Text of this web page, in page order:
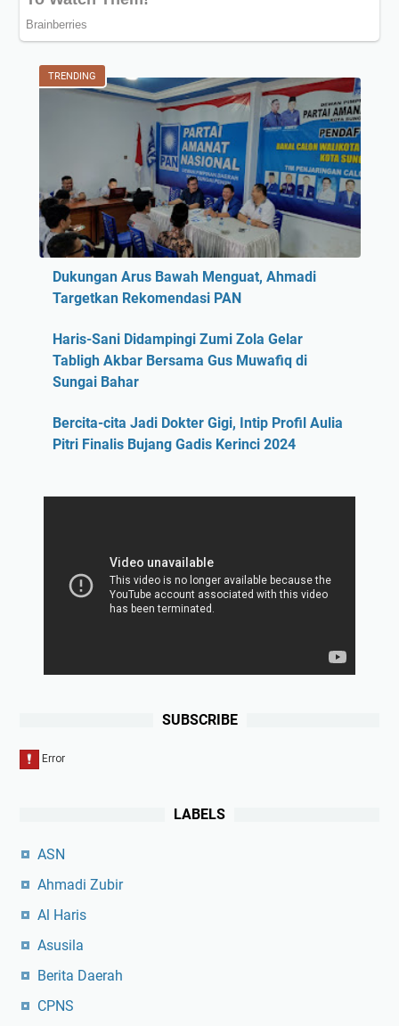
TRENDING
Dukungan Arus Bawah Menguat, Ahmadi
Targetkan Rekomendasi PAN
Haris-Sani Didampingi Zumi Zola Gelar
Tabligh Akbar Bersama Gus Muwafiq di
Sungai Bahar
Bercita-cita Jadi Dokter Gigi, Intip Profil Aulia
Pitri Finalis Bujang Gadis Kerinci 2024
SUBSCRIBE
LABELS
ASN
Ahmadi Zubir
Al Haris
Asusila
Berita Daerah
CPNS